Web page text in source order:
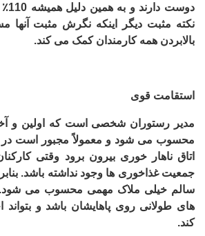
نکته مثبت دیگر اینکه نگرش مثبت آنها
بالابردن همه کارمندان کمک می کند.
استقامت قوی
مدیر رستوران شخصی است که اولین و
محسوب می شود و معمولاً مجبور است در
اتاق ناهار خوری بیرون برود وقتی
جمعیت غذاخوری ها وجود نداشته باشد.
سالم خیلی ملاک مهمی محسوب می شود.
های طولانی روی پاهایشان باشد و بتواند
کند.